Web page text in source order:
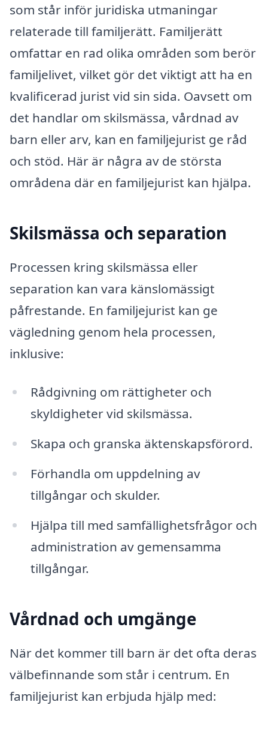
som står inför juridiska utmaningar
relaterade till familjerätt. Familjerätt
omfattar en rad olika områden som berör
familjelivet, vilket gör det viktigt att ha en
kvalificerad jurist vid sin sida. Oavsett om
det handlar om skilsmässa, vårdnad av
barn eller arv, kan en familjejurist ge råd
och stöd. Här är några av de största
områdena där en familjejurist kan hjälpa.
Skilsmässa och separation
Processen kring skilsmässa eller
separation kan vara känslomässigt
påfrestande. En familjejurist kan ge
vägledning genom hela processen,
inklusive:
Rådgivning om rättigheter och
skyldigheter vid skilsmässa.
Skapa och granska äktenskapsförord.
Förhandla om uppdelning av
tillgångar och skulder.
Hjälpa till med samfällighetsfrågor och
administration av gemensamma
tillgångar.
Vårdnad och umgänge
När det kommer till barn är det ofta deras
välbefinnande som står i centrum. En
familjejurist kan erbjuda hjälp med: